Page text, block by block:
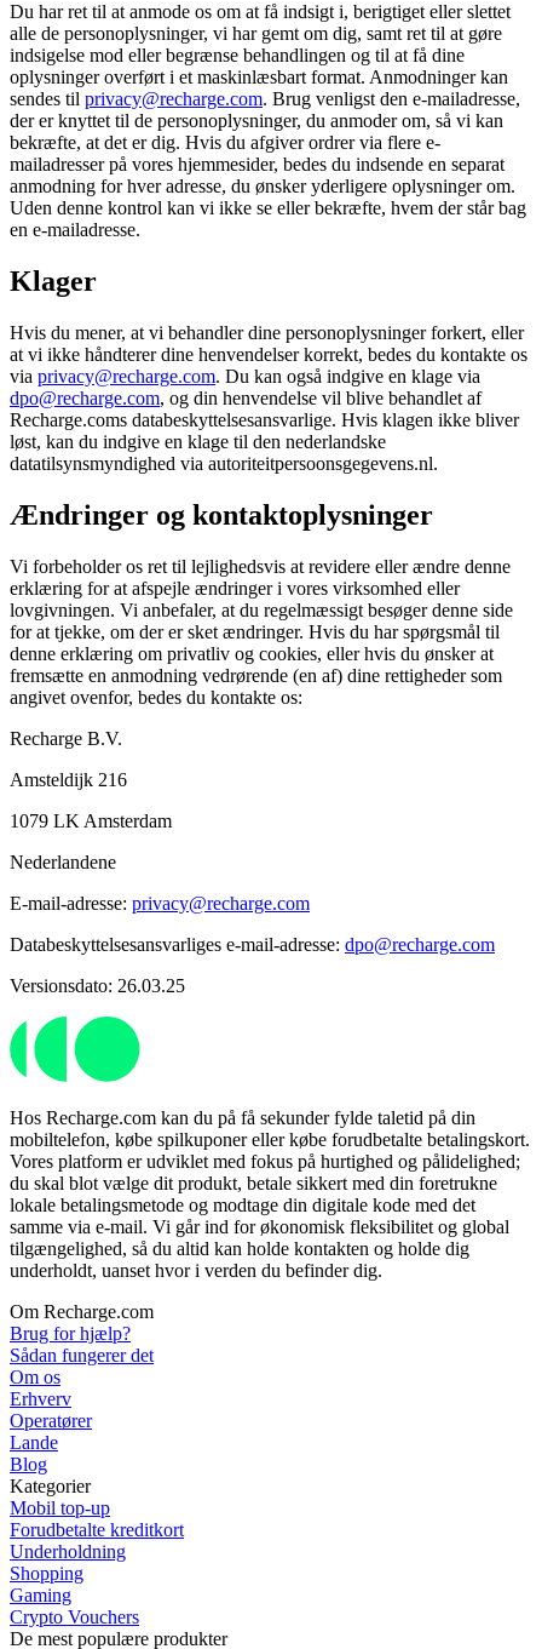
Du har ret til at anmode os om at få indsigt i, berigtiget eller slettet
alle de personoplysninger, vi har gemt om dig, samt ret til at gøre
indsigelse mod eller begrænse behandlingen og til at få dine
oplysninger overført i et maskinlæsbart format. Anmodninger kan
sendes til privacy@recharge.com. Brug venligst den e-mailadresse,
der er knyttet til de personoplysninger, du anmoder om, så vi kan
bekræfte, at det er dig. Hvis du afgiver ordrer via flere e-
mailadresser på vores hjemmesider, bedes du indsende en separat
anmodning for hver adresse, du ønsker yderligere oplysninger om.
Uden denne kontrol kan vi ikke se eller bekræfte, hvem der står bag
en e-mailadresse.
Klager
Hvis du mener, at vi behandler dine personoplysninger forkert, eller
at vi ikke håndterer dine henvendelser korrekt, bedes du kontakte os
via privacy@recharge.com. Du kan også indgive en klage via
dpo@recharge.com, og din henvendelse vil blive behandlet af
Recharge.coms databeskyttelsesansvarlige. Hvis klagen ikke bliver
løst, kan du indgive en klage til den nederlandske
datatilsynsmyndighed via autoriteitpersoonsgegevens.nl.
Ændringer og kontaktoplysninger
Vi forbeholder os ret til lejlighedsvis at revidere eller ændre denne
erklæring for at afspejle ændringer i vores virksomhed eller
lovgivningen. Vi anbefaler, at du regelmæssigt besøger denne side
for at tjekke, om der er sket ændringer. Hvis du har spørgsmål til
denne erklæring om privatliv og cookies, eller hvis du ønsker at
fremsætte en anmodning vedrørende (en af) dine rettigheder som
angivet ovenfor, bedes du kontakte os:
Recharge B.V.
Amsteldijk 216
1079 LK Amsterdam
Nederlandene
E-mail-adresse: privacy@recharge.com
Databeskyttelsesansvarliges e-mail-adresse: dpo@recharge.com
Versionsdato: 26.03.25
Hos Recharge.com kan du på få sekunder fylde taletid på din
mobiltelefon, købe spilkuponer eller købe forudbetalte betalingskort.
Vores platform er udviklet med fokus på hurtighed og pålidelighed;
du skal blot vælge dit produkt, betale sikkert med din foretrukne
lokale betalingsmetode og modtage din digitale kode med det
samme via e-mail. Vi går ind for økonomisk fleksibilitet og global
tilgængelighed, så du altid kan holde kontakten og holde dig
underholdt, uanset hvor i verden du befinder dig.
Om Recharge.com
Brug for hjælp?
Sådan fungerer det
Om os
Erhverv
Operatører
Lande
Blog
Kategorier
Mobil top-up
Forudbetalte kreditkort
Underholdning
Shopping
Gaming
Crypto Vouchers
De mest populære produkter